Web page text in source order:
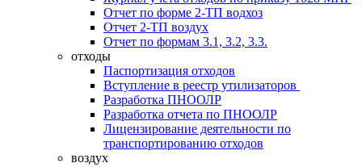
Отчет по форме 2-ТП водхоз
Отчет 2-ТП воздух
Отчет по формам 3.1, 3.2, 3.3.
отходы
Паспортизация отходов
Вступление в реестр утилизаторов
Разработка ПНООЛР
Разработка отчета по ПНООЛР
Лицензирование деятельности по
транспортированию отходов
воздух